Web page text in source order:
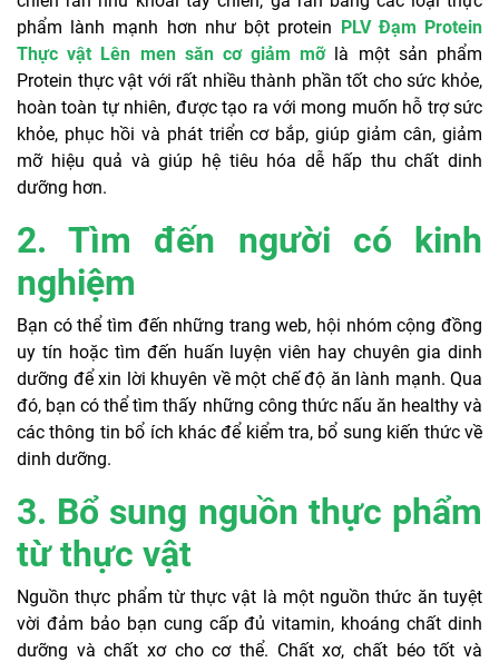
phẩm lành mạnh hơn như bột protein PLV Đạm Protein
Thực vật Lên men săn cơ giảm mỡlà một sản phẩm
Protein thực vật với rất nhiều thành phần tốt cho sức khỏe,
hoàn toàn tự nhiên, được tạo ra với mong muốn hỗ trợ sức
khỏe, phục hồi và phát triển cơ bắp, giúp giảm cân, giảm
mỡ hiệu quả và giúp hệ tiêu hóa dễ hấp thu chất dinh
dưỡng hơn.
2. Tìm đến người có kinh
nghiệm
Bạn có thể tìm đến những trang web, hội nhóm cộng đồng
uy tín hoặc tìm đến huấn luyện viên hay chuyên gia dinh
dưỡng để xin lời khuyên về một chế độ ăn lành mạnh. Qua
đó, bạn có thể tìm thấy những công thức nấu ăn healthy và
các thông tin bổ ích khác để kiểm tra, bổ sung kiến ​​thức về
dinh dưỡng.
3. Bổ sung nguồn thực phẩm
từ thực vật
Nguồn thực phẩm từ thực vật là một nguồn thức ăn tuyệt
vời đảm bảo bạn cung cấp đủ vitamin, khoáng chất dinh
dưỡng và chất xơ cho cơ thể. Chất xơ, chất béo tốt và